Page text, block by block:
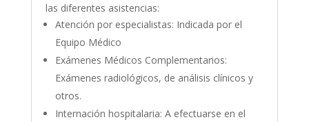
las diferentes asistencias:
Atención por especialistas: Indicada por el
Equipo Médico
Exámenes Médicos Complementarios:
Exámenes radiológicos, de análisis clínicos y
otros.
Internación hospitalaria: A efectuarse en el